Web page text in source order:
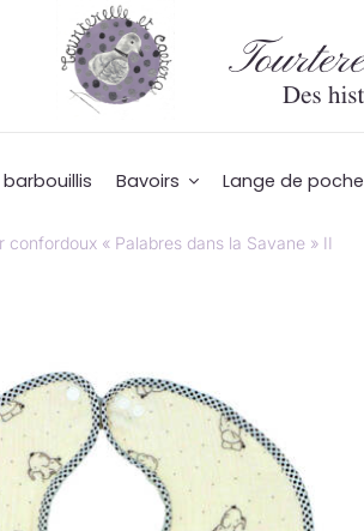
Bavoirs Lange de poche
confordoux « Palabres dans la Savane » II